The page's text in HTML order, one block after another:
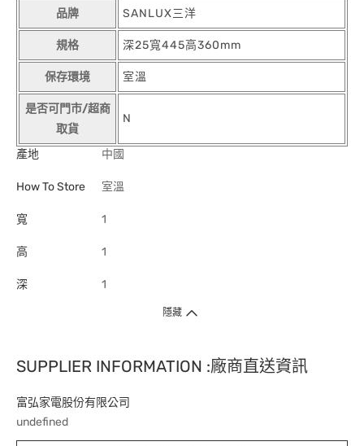
品牌 SANLUX三洋
規格 深25寬445高360mm
保存環境 室溫
是否可門市/超商
取貨
N
產地 中國
How To Store 室溫
寬 1
高 1
深 1
隱藏
SUPPLIER INFORMATION :廠商直送資訊
富弘家電股份有限公司
undefined